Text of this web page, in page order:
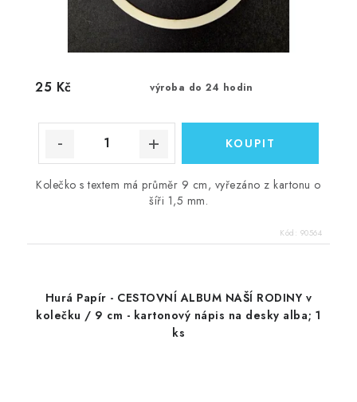
výroba do 24 hodin
25 Kč
Kolečko s textem má průměr 9 cm, vyřezáno z kartonu o
šíři 1,5 mm.
Kód: 90564
Hurá Papír - CESTOVNÍ ALBUM NAŠÍ RODINY v
kolečku / 9 cm - kartonový nápis na desky alba; 1
ks